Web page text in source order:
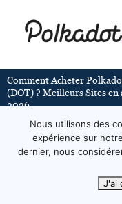
Comment Acheter
(DOT) ? Meilleurs Sites en
2026
HANDO TIANA
Nous utilisons des
expérience sur
dernier, nous
J'ai